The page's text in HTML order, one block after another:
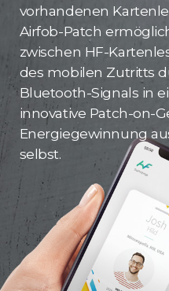
vorhandenen
Airfob-Patch
zwischen HF-
des mobilen Zutritts
Bluetooth-Signals in
innovative Patch-on-
Energiegewinnung
selbst.